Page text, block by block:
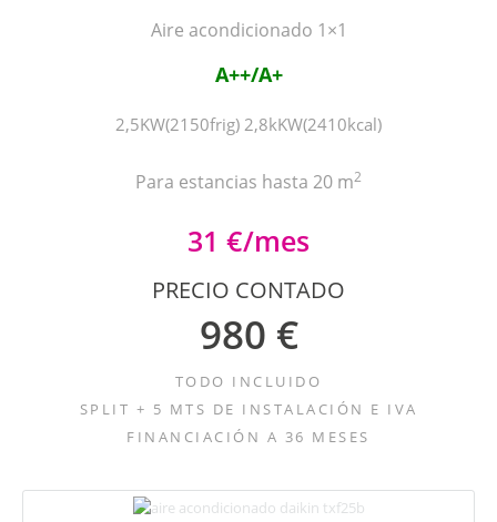
Aire acondicionado 1×1
A++/A+
2,5KW(2150frig) 2,8kKW(2410kcal)
Para estancias hasta 20 m2
31 €/mes
PRECIO CONTADO
980 €
TODO INCLUIDO
SPLIT + 5 MTS DE INSTALACIÓN E IVA
FINANCIACIÓN A 36 MESES